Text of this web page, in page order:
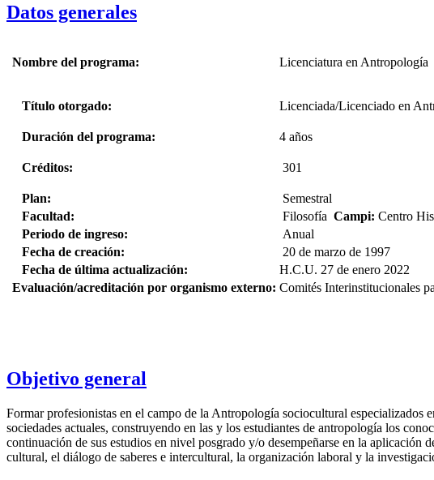
Datos generales
Nombre del programa: Licenciatura en Antropología
Título otorgado: Licenciada/Licenciado en
Duración del programa: 4 años
Créditos: 301
Plan:
Semestral
Facultad:
Filosofía Campi: Centro
Periodo de ingreso:
Anual
Fecha de creación:
20 de marzo de 1997
Fecha de última actualización:
H.C.U. 27 de enero 2022
Evaluación/acreditación por organismo externo: Comités Interinstitucionales
Objetivo general
Formar profesionistas en el campo de la Antropología sociocultural especializados
sociedades actuales, construyendo en las y los estudiantes de antropología los
continuación de sus estudios en nivel posgrado y/o desempeñarse en la
cultural, el diálogo de saberes e intercultural, la organización laboral y la